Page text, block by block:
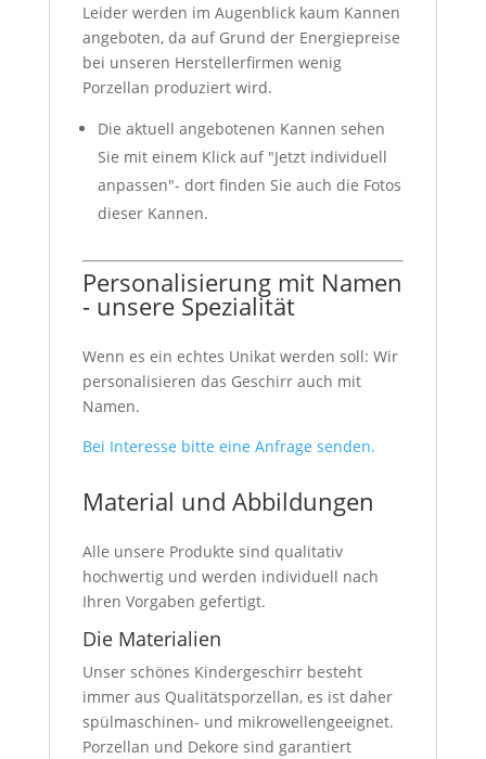
Leider werden im Augenblick kaum Kannen
angeboten, da auf Grund der Energiepreise
bei unseren Herstellerfirmen wenig
Porzellan produziert wird.
Die aktuell angebotenen Kannen sehen
Sie mit einem Klick auf "Jetzt individuell
anpassen"- dort finden Sie auch die Fotos
dieser Kannen.
Personalisierung mit Namen
- unsere Spezialität
Wenn es ein echtes Unikat werden soll: Wir
personalisieren das Geschirr auch mit
Namen.
Bei Interesse bitte eine Anfrage senden.
Material und Abbildungen
Alle unsere Produkte sind qualitativ
hochwertig und werden individuell nach
Ihren Vorgaben gefertigt.
Die Materialien
Unser schönes Kindergeschirr besteht
immer aus Qualitätsporzellan, es ist daher
spülmaschinen- und mikrowellengeeignet.
Porzellan und Dekore sind garantiert